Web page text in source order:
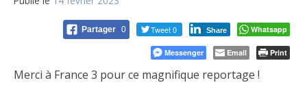
Partager 0 Tweet 0 Share Whatsapp
Messenger Email Print
Merci à France 3 pour ce magnifique reportage !